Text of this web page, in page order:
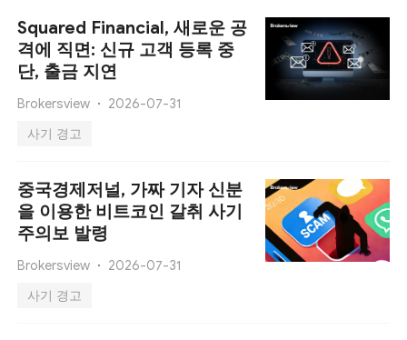
Squared Financial, 새로운 공
격에 직면: 신규 고객 등록 중
단, 출금 지연
Brokersview
2026-07-31
사기 경고
중국경제저널, 가짜 기자 신분
을 이용한 비트코인 ​​갈취 사기
주의보 발령
Brokersview
2026-07-31
사기 경고